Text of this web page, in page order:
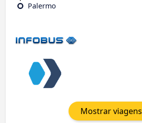
Palermo
Mostrar viagens